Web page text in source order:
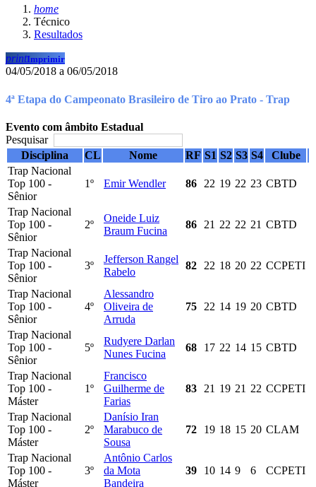
home
Técnico
Resultados
printImprimir
04/05/2018 a 06/05/2018
4ª Etapa do Campeonato Brasileiro de Tiro ao Prato - Trap
Evento com âmbito Estadual
Pesquisar
Disciplina
CL Nome RF S1 S2 S3 S4
Clube
Trap Nacional
Top 100 -
Sênior
1º Emir Wendler 86 22 19 22 23 CBTD
Trap Nacional
Top 100 -
Sênior
2º
Oneide Luiz
Braum Fucina
86 21 22 22 21 CBTD
Trap Nacional
Top 100 -
Sênior
3º
Jefferson Rangel
Rabelo
82 22 18 20 22 CCPETI
Trap Nacional
Top 100 -
Sênior
4º
Alessandro
Oliveira de
Arruda
75 22 14 19 20 CBTD
Trap Nacional
Top 100 -
Sênior
5º
Rudyere Darlan
Nunes Fucina
68 17 22 14 15 CBTD
Trap Nacional
Top 100 -
Máster
1º
Francisco
Guilherme de
Farias
83 21 19 21 22 CCPETI
Trap Nacional
Top 100 -
Máster
2º
Danísio Iran
Marabuco de
Sousa
72 19 18 15 20 CLAM
Trap Nacional
Top 100 -
Máster
3º
Antônio Carlos
da Mota
Bandeira
39 10 14 9 6 CCPETI